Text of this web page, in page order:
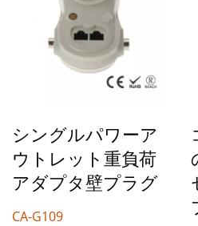
供がライブ部分にアクセス
するのを防ぎます。スペー
スを節約し、ケーブルの絡
まりを防ぐためのコンパク
ード（H-N）と共通モード
（N-G/H-G）抑制が含ま
れています。保護された機
器の性能を向上させるため
シングルパワーア
ウトレット重負荷
アダプタ壁プラグ
CA-G109